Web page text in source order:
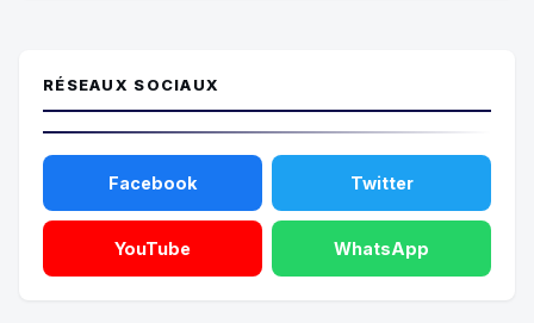
RÉSEAUX SOCIAUX
Facebook Twitter
YouTube WhatsApp